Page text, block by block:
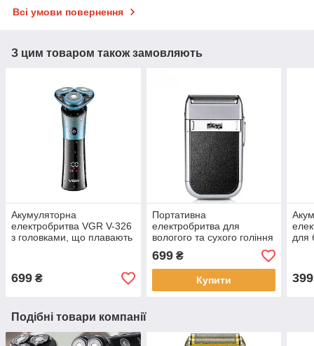
Всі умови повернення
З цим товаром також замовляють
Акумуляторна
електробритва VGR V-326
з головками, що плавають
699 ₴
Портативна
електробритва для
вологого та сухого гоління
699₴
Купити
для
399
Подібні товари компанії